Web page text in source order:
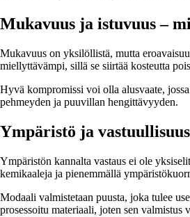
Mukavuus ja istuvuus –
Mukavuus on yksilöllistä, mutta
miellyttävämpi, sillä se siirtää kosteutta
Hyvä kompromissi voi olla alusvaate,
pehmeyden ja puuvillan hengittävyyden.
Ympäristö ja vastuullisuus
Ympäristön kannalta vastaus ei ole
kemikaaleja ja pienemmällä
Modaali valmistetaan puusta, joka tulee
prosessoitu materiaali, joten sen valmistus